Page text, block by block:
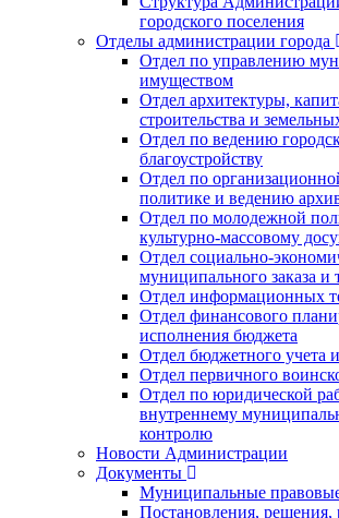
городского поселения
Отделы администрации города
Отдел по управлению
имуществом
Отдел архитектуры,
строительства и
Отдел по ведению
благоустройству
Отдел по
политике и ведению
Отдел по молодежной
культурно-массовому
Отдел социально-
муниципального заказа и
Отдел информационных
Отдел финансового
исполнения бюджета
Отдел бюджетного учета
Отдел первичного
Отдел по юридической
внутреннему
контролю
Новости Администрации
Документы
Муниципальные
Постановления, решения,